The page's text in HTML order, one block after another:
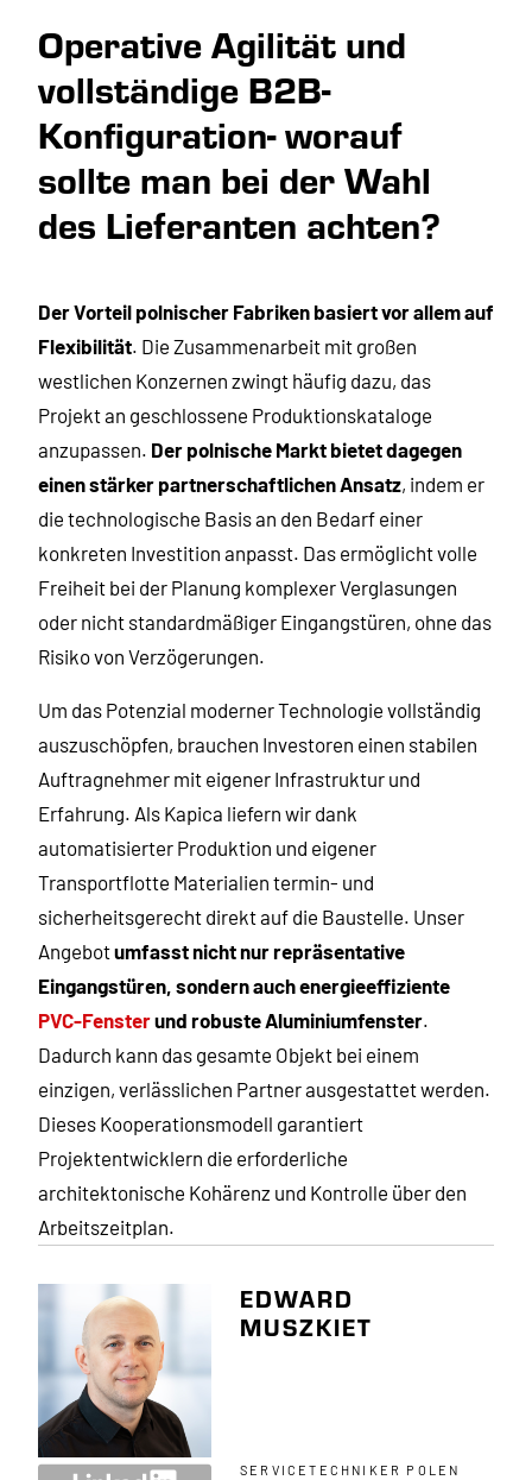
Operative Agilität und
vollständige B2B-
Konfiguration- worauf
sollte man bei der Wahl
des Lieferanten achten?
Der Vorteil polnischer Fabriken basiert vor allem auf
Flexibilität. Die Zusammenarbeit mit großen
westlichen Konzernen zwingt häufig dazu, das
Projekt an geschlossene Produktionskataloge
anzupassen. Der polnische Markt bietet dagegen
einen stärker partnerschaftlichen Ansatz, indem er
die technologische Basis an den Bedarf einer
konkreten Investition anpasst. Das ermöglicht volle
Freiheit bei der Planung komplexer Verglasungen
oder nicht standardmäßiger Eingangstüren, ohne das
Risiko von Verzögerungen.
Um das Potenzial moderner Technologie vollständig
auszuschöpfen, brauchen Investoren einen stabilen
Auftragnehmer mit eigener Infrastruktur und
Erfahrung. Als Kapica liefern wir dank
automatisierter Produktion und eigener
Transportflotte Materialien termin- und
sicherheitsgerecht direkt auf die Baustelle. Unser
Angebotumfasst nicht nur repräsentative
Eingangstüren, sondern auch energieeffiziente
PVC-Fensterund robuste Aluminiumfenster.
Dadurch kann das gesamte Objekt bei einem
einzigen, verlässlichen Partner ausgestattet werden.
Dieses Kooperationsmodell garantiert
Projektentwicklern die erforderliche
architektonische Kohärenz und Kontrolle über den
Arbeitszeitplan.
EDWARD
MUSZKIET
SERVICETECHNIKER POLEN